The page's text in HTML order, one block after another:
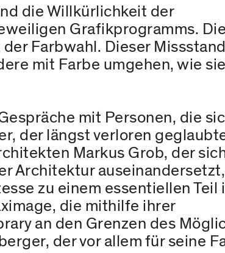
die Willkürlichkeit der
Grafikprogramms. Die
Farbwahl. Dieser Missstand
mit Farbe umgehen, wie
mit Personen, die
der längst verloren
Markus Grob, der
Architektur
zu einem essentiellen Teil
die mithilfe ihrer
an den Grenzen des
der vor allem für seine